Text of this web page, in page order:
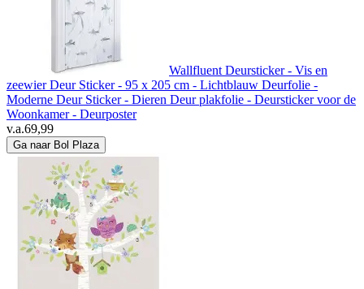
Wallfluent Deursticker - Vis en
zeewier Deur Sticker - 95 x 205 cm - Lichtblauw Deurfolie -
Moderne Deur Sticker - Dieren Deur plakfolie - Deursticker voor de
Woonkamer - Deurposter
v.a.69,99
Ga naar Bol Plaza